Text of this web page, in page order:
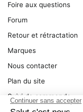
Foire aux questions
Forum
Retour et rétractation
Marques
Nous contacter
Plan du site
Suivi de commande